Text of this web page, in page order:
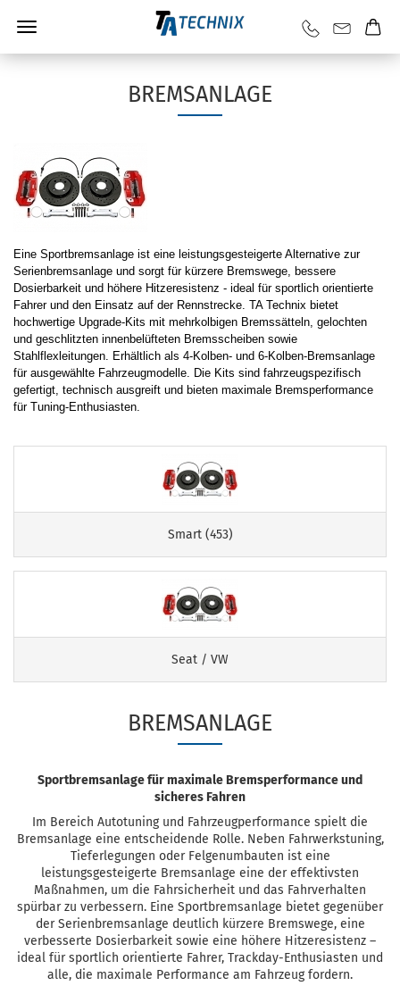
BREMSANLAGE
Eine Sportbremsanlage ist eine leistungsgesteigerte Alternative zur
Serienbremsanlage und sorgt für kürzere Bremswege, bessere
Dosierbarkeit und höhere Hitzeresistenz - ideal für sportlich orientierte
Fahrer und den Einsatz auf der Rennstrecke. TA Technix bietet
hochwertige Upgrade-Kits mit mehrkolbigen Bremssätteln, gelochten
und geschlitzten innenbelüfteten Bremsscheiben sowie
Stahlflexleitungen. Erhältlich als 4-Kolben- und 6-Kolben-Bremsanlage
für ausgewählte Fahrzeugmodelle. Die Kits sind fahrzeugspezifisch
gefertigt, technisch ausgreift und bieten maximale Bremsperformance
für Tuning-Enthusiasten.
Smart (453)
Seat / VW
BREMSANLAGE
Sportbremsanlage für maximale Bremsperformance und
sicheres Fahren
Im Bereich Autotuning und Fahrzeugperformance spielt die
Bremsanlage eine entscheidende Rolle. Neben Fahrwerkstuning,
Tieferlegungen oder Felgenumbauten ist eine
leistungsgesteigerte Bremsanlage eine der effektivsten
Maßnahmen, um die Fahrsicherheit und das Fahrverhalten
spürbar zu verbessern. Eine Sportbremsanlage bietet gegenüber
der Serienbremsanlage deutlich kürzere Bremswege, eine
verbesserte Dosierbarkeit sowie eine höhere Hitzeresistenz –
ideal für sportlich orientierte Fahrer, Trackday-Enthusiasten und
alle, die maximale Performance am Fahrzeug fordern.